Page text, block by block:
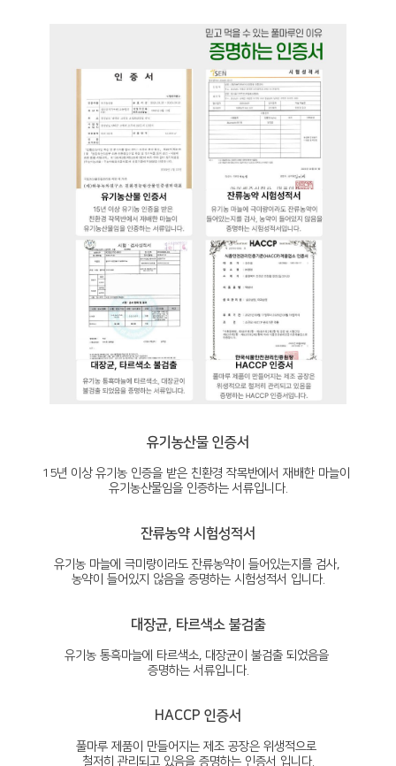
유기농산물 인증서
15년 이상 유기농 인증을 받은 친환경 작목반에서 재배한 마늘이
유기농산물임을 인증하는 서류입니다.
잔류농약 시험성적서
유기농 마늘에 극미량이라도 잔류농약이 들어있는지를 검사,
농약이 들어있지 않음을 증명하는 시험성적서 입니다.
대장균, 타르색소 불검출
유기농 통흑마늘에 타르색소, 대장균이 불검출 되었음을
증명하는 서류입니다.
HACCP 인증서
풀마루 제품이 만들어지는 제조 공장은 위생적으로
철저히 관리되고 있음을 증명하는 인증서 입니다.